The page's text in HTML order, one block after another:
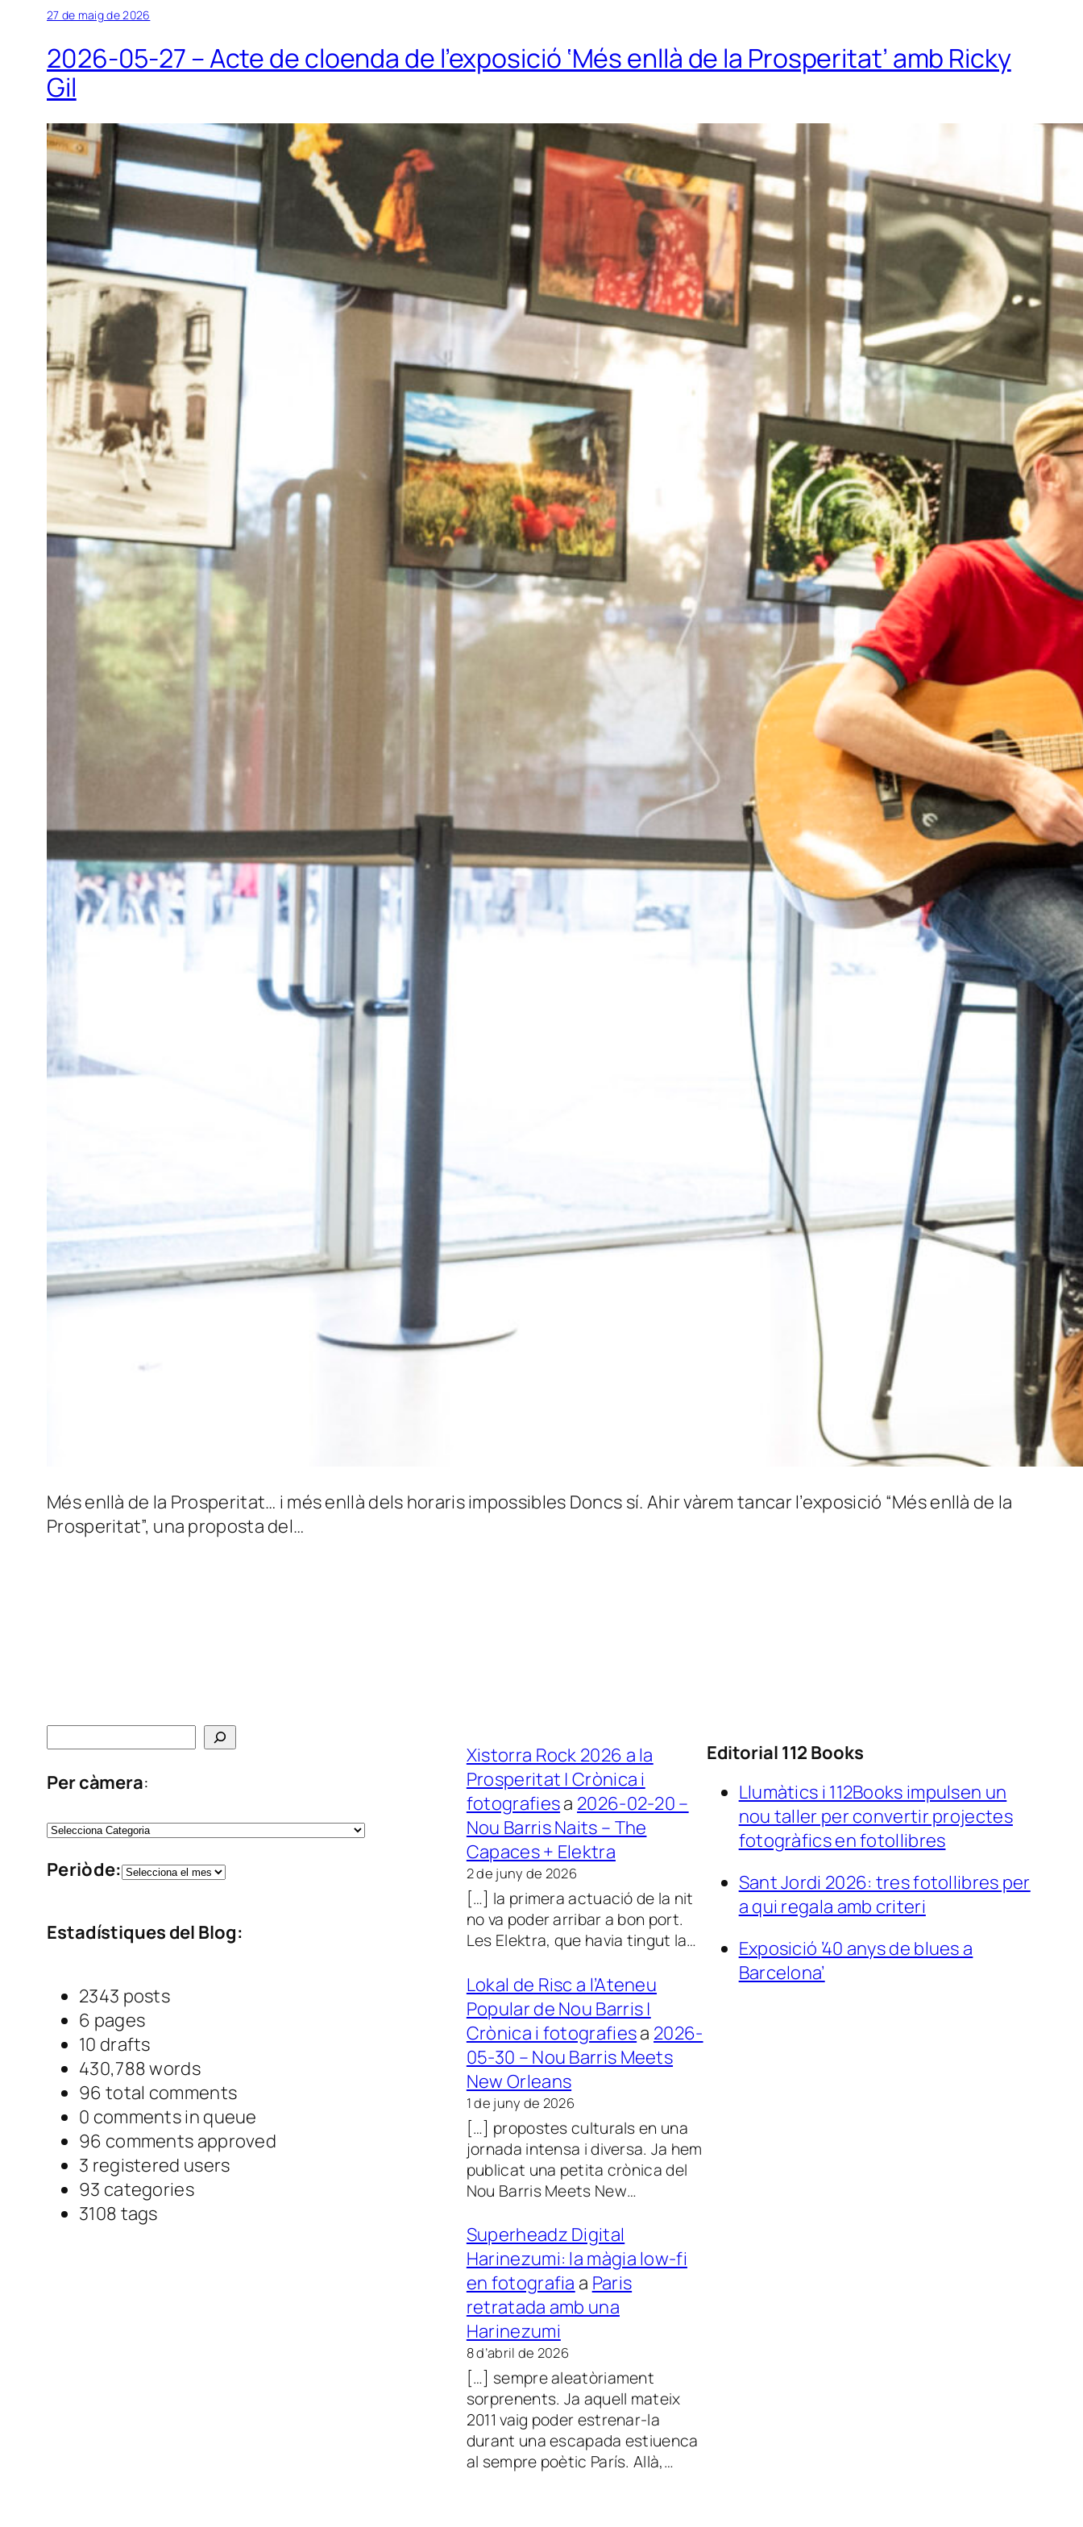
27 de maig de 2026
2026-05-27 – Acte de cloenda de l’exposició ‘Més enllà de la Prosperitat’ amb Ricky
Gil
Més enllà de la Prosperitat… i més enllà dels horaris impossibles Doncs sí. Ahir vàrem tancar l’exposició “Més enllà de la
Prosperitat”, una proposta del…
r
a
Per càmera:
C
t
g
Periòde:A
i
s
Estadístiques del Blog:
2343 posts
6 pages
10 drafts
430,788words
96 total comments
0 comments in queue
96 comments approved
3 registered users
93 categories
3108 tags
Xistorra Rock 2026 a la
Prosperitat | Crònica i
fotografiesa 2026-02-20 –
Nou Barris Naits – The
Capaces + Elektra
2 de juny de 2026
[…] la primera actuació de la nit
no va poder arribar a bon port.
Les Elektra, que havia tingut la…
Lokal de Risc a l’Ateneu
Popular de Nou Barris |
Crònica i fotografiesa 2026-
05-30 – Nou Barris Meets
New Orleans
1 de juny de 2026
[…] propostes culturals en una
jornada intensa i diversa. Ja hem
publicat una petita crònica del
Nou Barris Meets New…
Superheadz Digital
Harinezumi: la màgia low-fi
en fotografia a Paris
retratada amb una
Harinezumi
8 d’abril de 2026
[…] sempre aleatòriament
sorprenents. Ja aquell mateix
2011 vaig poder estrenar-la
durant una escapada estiuenca
al sempre poètic París. Allà,…
Editorial 112 Books
Llumàtics i 112Books impulsen un
nou taller per convertir projectes
fotogràfics en fotollibres
Sant Jordi 2026: tres fotollibres per
a qui regala amb criteri
Exposició ’40 anys de blues a
Barcelona’